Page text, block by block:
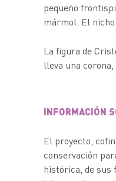
pequeño
mármol. El
La figura de
lleva una
INFORMACIÓN
El proyecto,
conservación
histórica, de sus